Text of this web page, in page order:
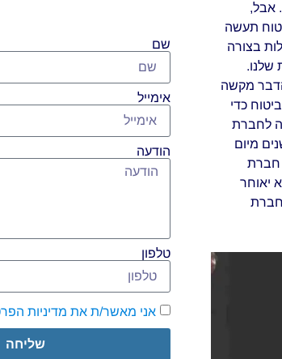
. אבל,
תעשה
בצורה
שלנו.
הדבר מקשה
כדי
לחברת
מיום
חברת
יאוחר
חברת
שם
אימייל
הודעה
טלפון
אני מאשר/ת את מדיניות
שליחה